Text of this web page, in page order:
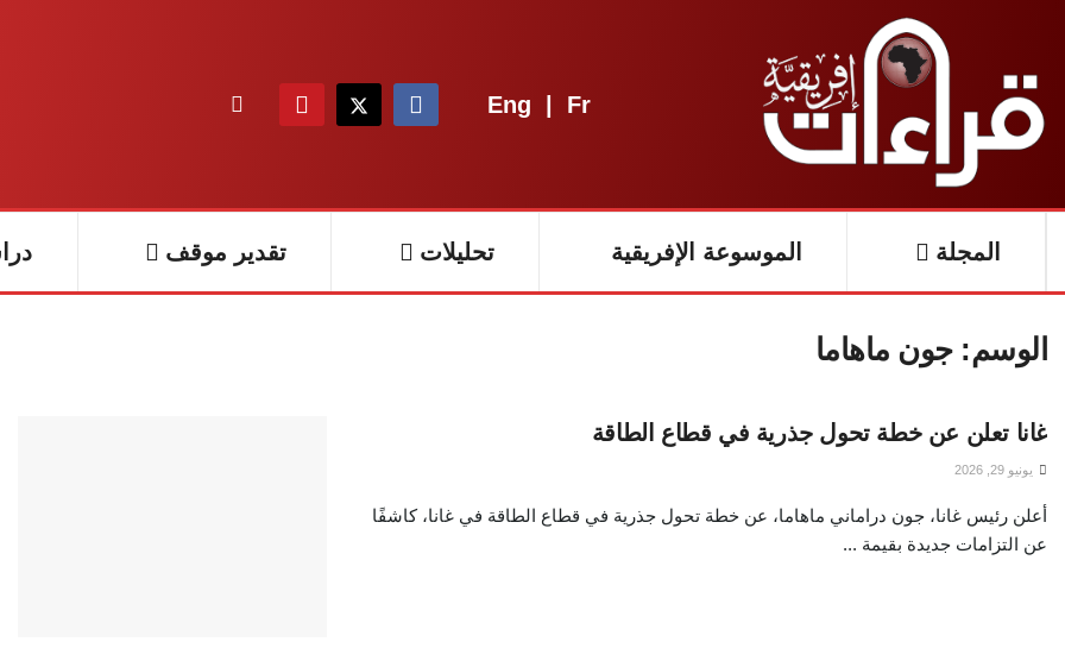
Eng | Fr
المجلة الموسوعة الإفريقية تحليلات تقدير موقف
الوسم:جون ماهاما
غانا تعلن عن خطة تحول جذرية في قطاع الطاقة
يونيو 29, 2026
أعلن رئيس غانا، جون دراماني ماهاما، عن خطة تحول جذرية في قطاع الطاقة في غانا، كاشفًا
عن التزامات جديدة بقيمة ...